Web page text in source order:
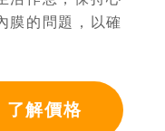
膜的問題，以確
了解價格